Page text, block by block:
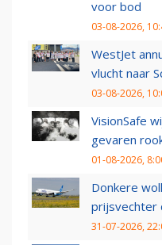
voor bod
03-08-2026,
WestJet
vlucht naar
03-08-2026,
VisionSafe
gevaren
01-08-2026,
Donkere
prijsvechter
31-07-2026,